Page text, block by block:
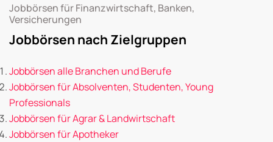
Jobbörsen für Finanzwirtschaft, Banken,
Versicherungen
Jobbörsen nach Zielgruppen
Jobbörsen alle Branchen und Berufe
Jobbörsen für Absolventen, Studenten, Young
Professionals
Jobbörsen für Agrar & Landwirtschaft
Jobbörsen für Apotheker